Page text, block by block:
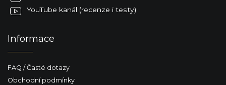
YouTube kanál (recenze i testy)
Informace
FAQ / Časté dotazy
Obchodní podmínky